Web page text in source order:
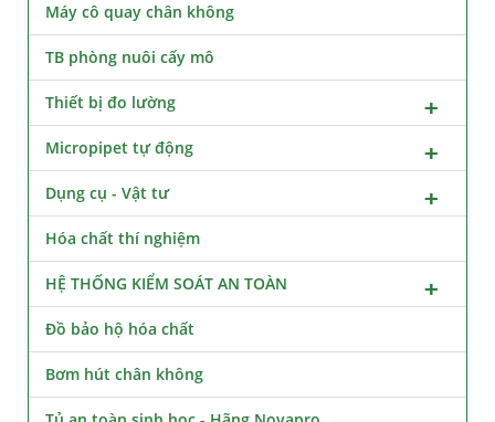
Máy cô quay chân không
TB phòng nuôi cấy mô
Thiết bị đo lường
Micropipet tự động
Dụng cụ - Vật tư
Hóa chất thí nghiệm
HỆ THỐNG KIỂM SOÁT AN TOÀN
Đồ bảo hộ hóa chất
Bơm hút chân không